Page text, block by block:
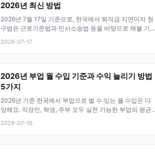
2026년 최신 방법
2026년 7월 17일 기준으로, 한국에서 퇴직금 지연이자 청
구법은 근로기준법과 민사소송법 등을 바탕으로 체불 기간
2026-07-17
2026년 부업 월 수입 기준과 수익 늘리기 방법
5가지
2026년 기준 한국에서 부업으로 벌 수 있는 월 수입은 다
양해요. 직장인, 학생, 주부 모두 실천 가능한 부업의 평균
2026-07-16